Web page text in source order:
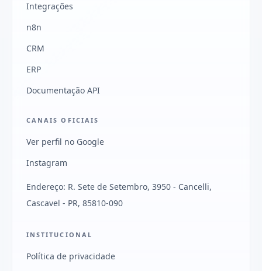
Integrações
n8n
CRM
ERP
Documentação API
CANAIS OFICIAIS
Ver perfil no Google
Instagram
Endereço: R. Sete de Setembro, 3950 - Cancelli,
Cascavel - PR, 85810-090
INSTITUCIONAL
Política de privacidade